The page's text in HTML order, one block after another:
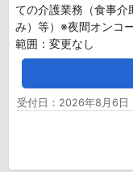
ての介護業務（食事
み）等）※夜間オンコ
範囲：変更なし
受付日：2026年8月6